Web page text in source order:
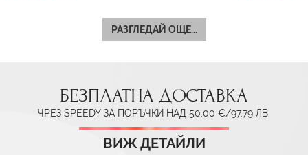
РАЗГЛЕДАЙ ОЩЕ...
БЕЗПЛАТНА ДОСТАВКА
ЧРЕЗ SPEEDY ЗА ПОРЪЧКИ НАД 50.00 €/97.79 ЛВ.
ВИЖ ДЕТАЙЛИ